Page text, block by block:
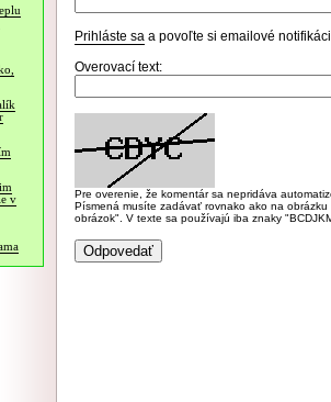
v
Prihláste sa a povoľte si emailové
Overovací text:
Pre overenie, že komentár sa nepridáva
Písmená musíte zadávať rovnako ako na
obrázok". V texte sa používajú iba znaky